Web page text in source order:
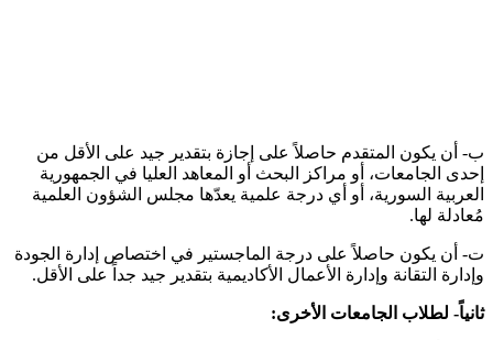
ب‌- أن يكون المتقدم حاصلاً على إجازة بتقدير جيد على الأقل من
إحدى الجامعات، أو مراكز البحث أو المعاهد العليا في الجمهورية
العربية السورية، أو أي درجة علمية يعدّها مجلس الشؤون العلمية
مُعادلة لها.
ت‌- أن يكون حاصلاً على درجة الماجستير في اختصاص إدارة الجودة
وإدارة التقانة وإدارة الأعمال الأكاديمية بتقدير جيد جداً على الأقل.
ثانياً- لطلاب الجامعات الأخرى: